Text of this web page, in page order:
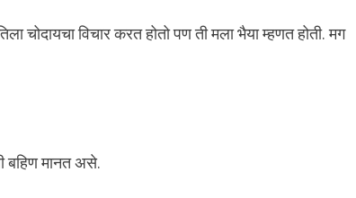
चोदायचा विचार करत होतो पण ती मला भैया म्हणत होती. मग
बहिण मानत असे.